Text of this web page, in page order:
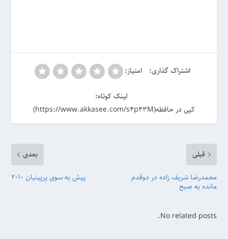
اشتراک گذاری: امتیاز:
لینک کوتاه:
کپی در حافظه(https://www.akkasee.com/s4p43M)
قبلی
محمدرضا شریف زاده در دوقدم
مانده به صبح
بعدی
پیش به سوی پرپینیان 2010
No related posts.